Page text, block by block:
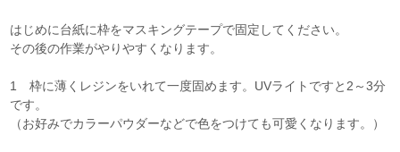
はじめに台紙に枠をマスキングテープで固定してください。
その後の作業がやりやすくなります。
1 枠に薄くレジンをいれて一度固めます。UVライトですと2～3分
です。
（お好みでカラーパウダーなどで色をつけても可愛くなります。）